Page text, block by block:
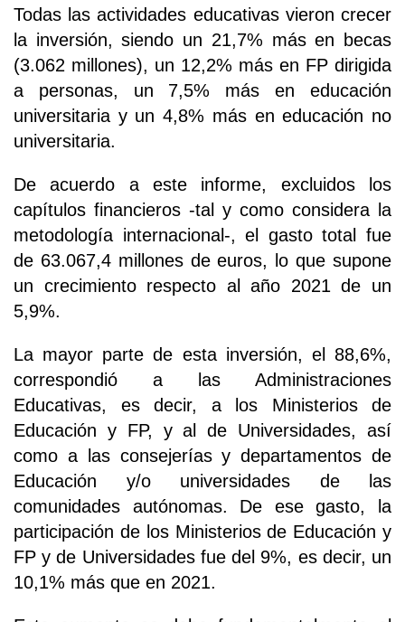
Todas las actividades educativas vieron crecer
la inversión, siendo un 21,7% más en becas
(3.062 millones), un 12,2% más en FP dirigida
a personas, un 7,5% más en educación
universitaria y un 4,8% más en educación no
universitaria.
De acuerdo a este informe, excluidos los
capítulos financieros -tal y como considera la
metodología internacional-, el gasto total fue
de 63.067,4 millones de euros, lo que supone
un crecimiento respecto al año 2021 de un
5,9%.
La mayor parte de esta inversión, el 88,6%,
correspondió a las Administraciones
Educativas, es decir, a los Ministerios de
Educación y FP, y al de Universidades, así
como a las consejerías y departamentos de
Educación y/o universidades de las
comunidades autónomas. De ese gasto, la
participación de los Ministerios de Educación y
FP y de Universidades fue del 9%, es decir, un
10,1% más que en 2021.